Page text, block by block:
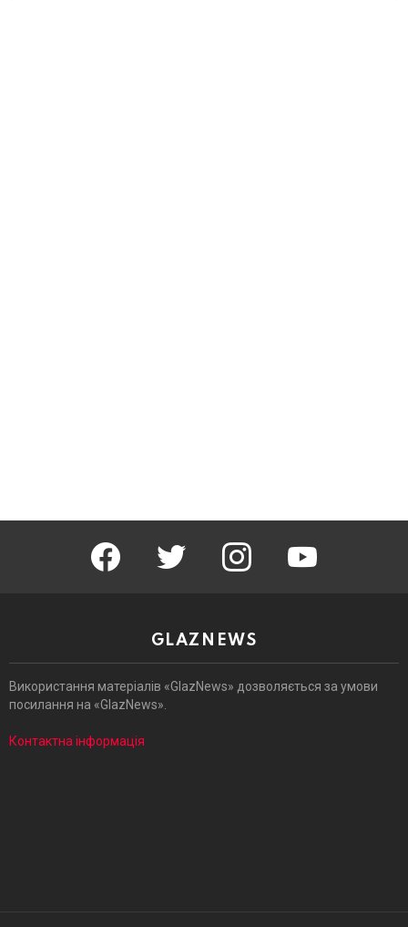
facebook twitter instagram
GLAZNEWS
Використання матеріалів «GlazNews» дозволяється за умови
посилання на «GlazNews».
Контактна інформація